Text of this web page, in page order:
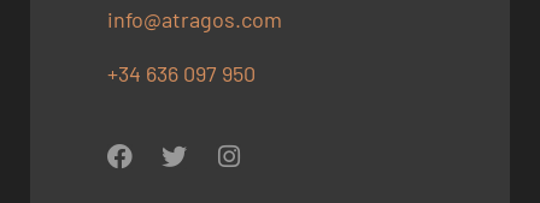
info@atragos.com
+34 636 097 950